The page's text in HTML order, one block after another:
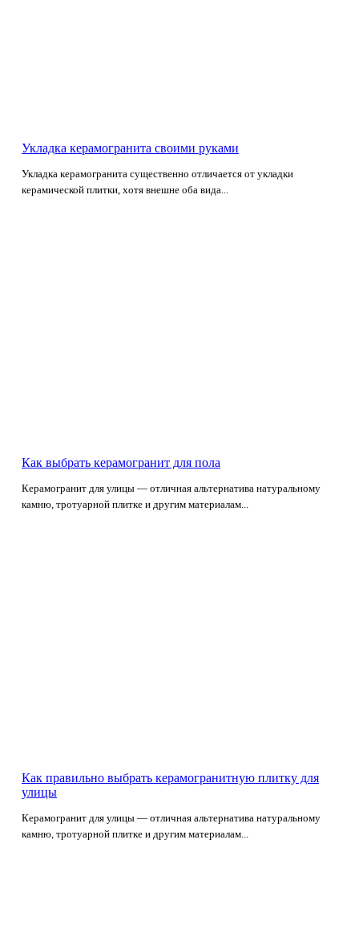
Укладка керамогранита своими руками
Укладка керамогранита существенно отличается от укладки
керамической плитки, хотя внешне оба вида...
Как выбрать керамогранит для пола
Керамогранит для улицы — отличная альтернатива натуральному
камню, тротуарной плитке и другим материалам...
Как правильно выбрать керамогранитную плитку для
улицы
Керамогранит для улицы — отличная альтернатива натуральному
камню, тротуарной плитке и другим материалам...